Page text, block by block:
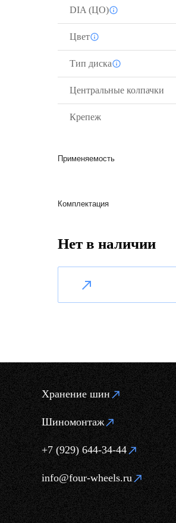
DIA (ЦО)
Цвет
Тип диска
Центральные колпачки
Крепеж
Применяемость
Комплектация
Нет в наличии
Хранение шин
Шиномонтаж
+7 (929) 644-34-44
info@four-wheels.ru